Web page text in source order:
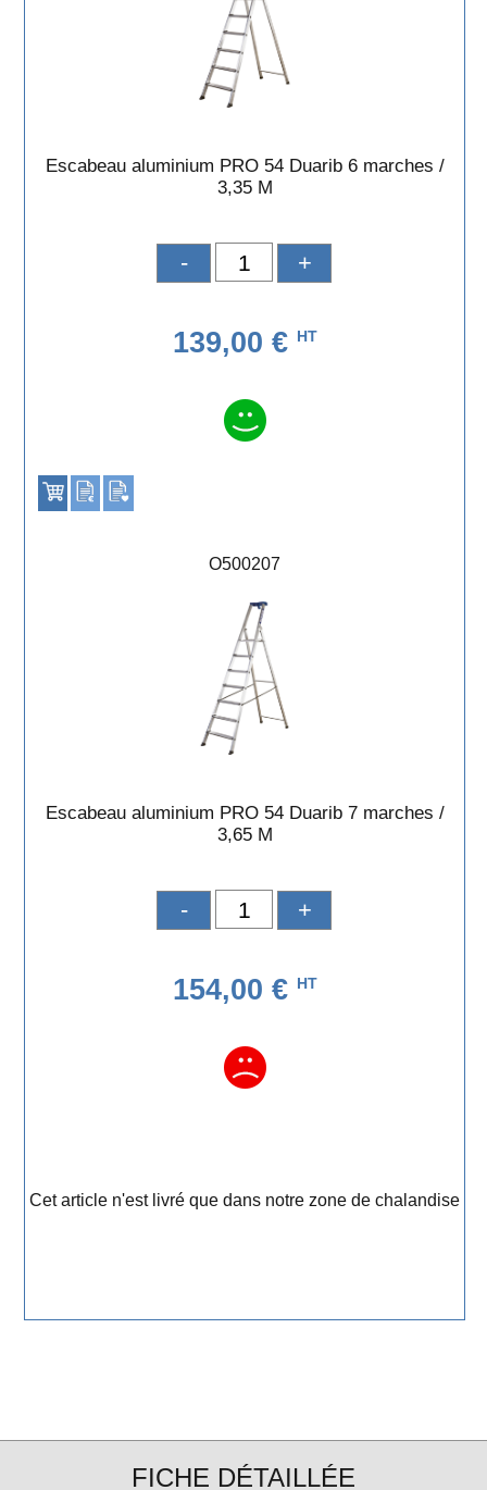
Escabeau aluminium PRO 54 Duarib 6 marches /
3,35 M
- +
139,00 € HT
O500207
Escabeau aluminium PRO 54 Duarib 7 marches /
3,65 M
- +
154,00 € HT
Cet article n'est livré que dans notre zone de chalandise
FICHE DÉTAILLÉE